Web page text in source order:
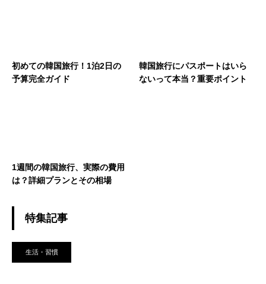
初めての韓国旅行！1泊2日の
予算完全ガイド
韓国旅行にパスポートはいら
ないって本当？重要ポイント
1週間の韓国旅行、実際の費用
は？詳細プランとその相場
特集記事
生活・習慣